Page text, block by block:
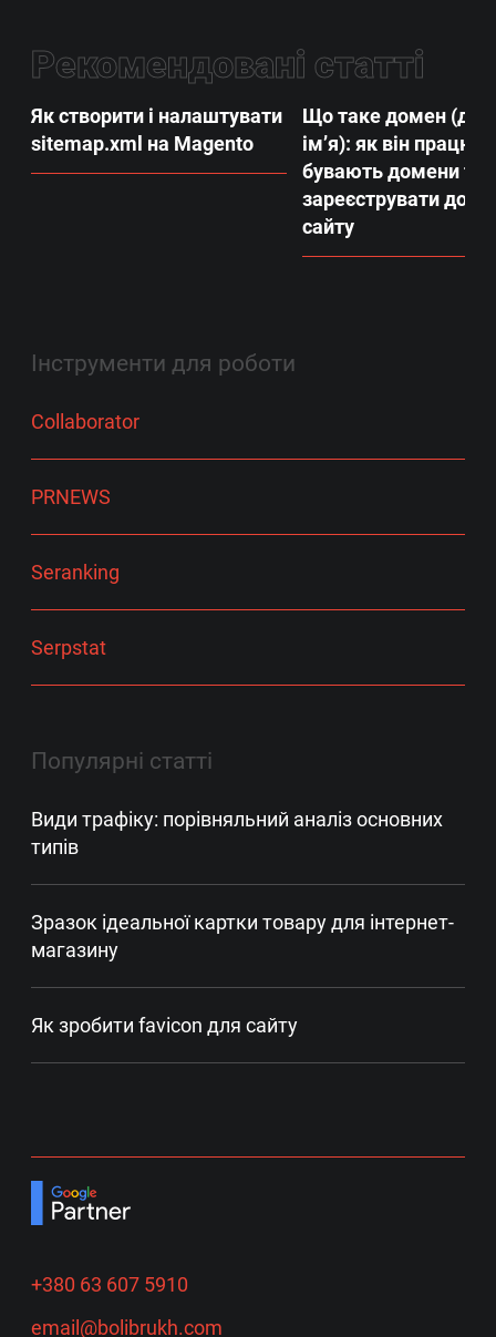
Рекомендовані статті
Як створити і налаштувати
sitemap.xml на Magento
Що таке домен
ім’я): як він працює,
бувають домени та
зареєструвати
сайту
Інструменти для роботи
Collaborator
PRNEWS
Seranking
Serpstat
Популярні статті
Види трафіку: порівняльний аналіз основних
типів
Зразок ідеальної картки товару для інтернет-
магазину
Як зробити favicon для сайту
+380 63 607 5910
email@bolibrukh.com